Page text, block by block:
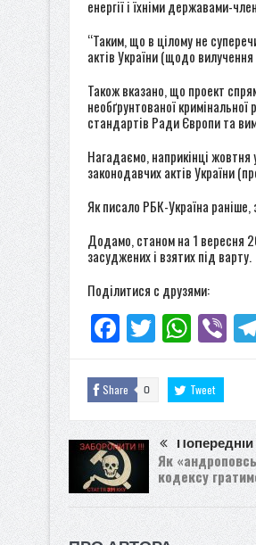
енергії і їхніми державами-
“Таким, що в цілому не
актів України (щодо
Також вказано, що проект
необґрунтованої
стандартів Ради Європи та
Нагадаємо, наприкінці
законодавчих актів України
Як писало РБК-Україна
Додамо, станом на 1 вересня
засуджених і взятих під варту.
Поділитися с друзями:
Facebook
Twitter
Share 0 Tweet
Попередній
Як
кодексу